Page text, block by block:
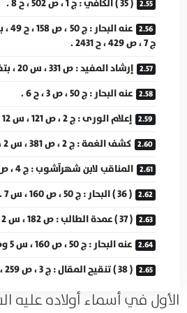
( 35 ) الكافي : ج 1 ، ص 502 ، ح 8 .
ج 7 ، ص 429 ، ح 2431 .
إرشاد المفيد : ص 331 ، س 20 ، بتفاوت .
عنه البحار : ج 50 ، ص 3 ، ح 6 .
إعلام الورى : ج 2 ، ص 121 ، س 12 ، بتفاوت .
كشف الغمة : ج 2 ، ص 381 ، س 2 ، بتفاوت .
المناقب لابن شهرآشوب : ج 4 ، ص 409 ، س 21 ، بتفاوت .
( 36 ) البحار : ج 50 ، ص 160 ، س 7 .
( 37 ) عمدة الطالب : ص 182 ، س 2 .
عنه البحار : ج 50 ، ص 160 ، س 5 وص 15 ، ح 20 .
( 38 ) تنقيح المقال : ج 3 ، ص 259 ، رقم 12282 .
الأول في أسماء أولاده عليه